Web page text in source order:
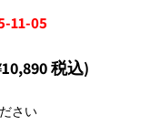
11-05
税込)
さい